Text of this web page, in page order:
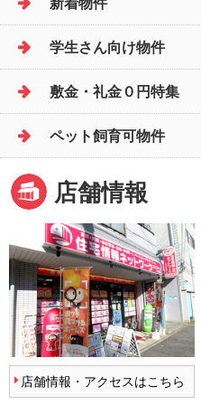
学生さん向け物件
敷金・礼金０円特集
ペット飼育可物件
店舗情報
店舗情報・アクセスはこちら